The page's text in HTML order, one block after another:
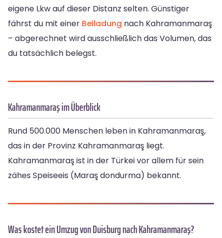
eigene Lkw auf dieser Distanz selten. Günstiger
fährst du mit einer Beiladung nach Kahramanmaraş
– abgerechnet wird ausschließlich das Volumen, das
du tatsächlich belegst.
Kahramanmaraş im Überblick
Rund 500.000 Menschen leben in Kahramanmaraş,
das in der Provinz Kahramanmaraş liegt.
Kahramanmaraş ist in der Türkei vor allem für sein
zähes Speiseeis (Maraş dondurma) bekannt.
Was kostet ein Umzug von Duisburg nach Kahramanmaraş?